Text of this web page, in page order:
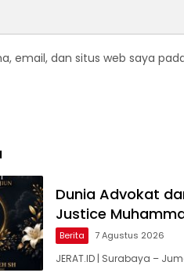
email, dan situs web saya
Dunia Advokat
Justice
Berita 7 Agustus 2026
JERAT.ID | Surabaya –